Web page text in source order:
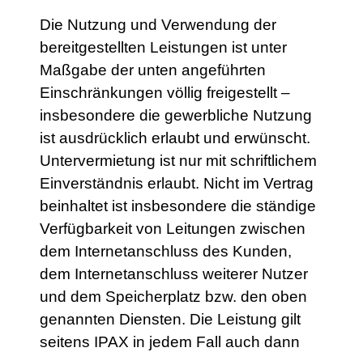
Die Nutzung und Verwendung der
bereitgestellten Leistungen ist unter
Maßgabe der unten angeführten
Einschränkungen völlig freigestellt –
insbesondere die gewerbliche Nutzung
ist ausdrücklich erlaubt und erwünscht.
Untervermietung ist nur mit schriftlichem
Einverständnis erlaubt. Nicht im Vertrag
beinhaltet ist insbesondere die ständige
Verfügbarkeit von Leitungen zwischen
dem Internetanschluss des Kunden,
dem Internetanschluss weiterer Nutzer
und dem Speicherplatz bzw. den oben
genannten Diensten. Die Leistung gilt
seitens IPAX in jedem Fall auch dann